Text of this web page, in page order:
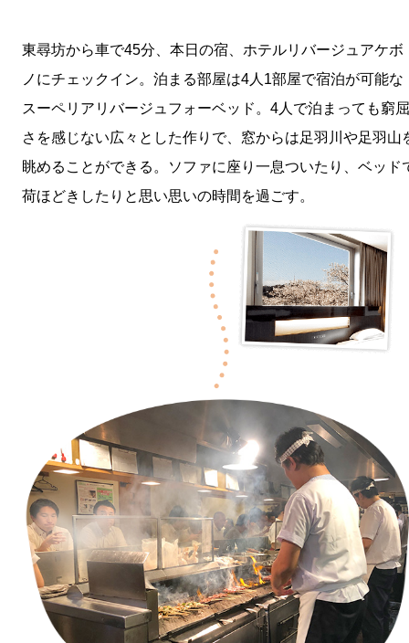
東尋坊から車で45分、本日の宿、ホテルリバージュアケボ
ノにチェックイン。泊まる部屋は4人1部屋で宿泊が可能な
スーペリアリバージュフォーベッド。4人で泊まっても窮屈
さを感じない広々とした作りで、窓からは足羽川や足羽山
眺めることができる。ソファに座り一息ついたり、ベッド
荷ほどきしたりと思い思いの時間を過ごす。